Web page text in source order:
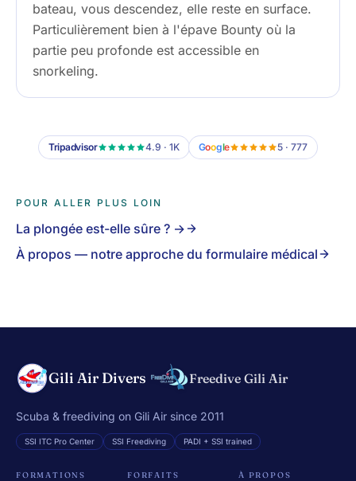
bateau, vous descendez, elle reste en surface.
Particulièrement bien à l'épave Bounty où la
partie peu profonde est accessible en
snorkeling.
Tripadvisor 4.9 · 1K Google 5 · 777
POUR ALLER PLUS LOIN
La plongée est-elle sûre ? →
À propos — notre approche du formulaire médical
Gili Air Divers Freedive Gili Air
Scuba & freediving on Gili Air since 2011
SSI ITC Pro Center SSI Freediving PADI + SSI trained
FORMATIONS
FORFAITS À PROPOS